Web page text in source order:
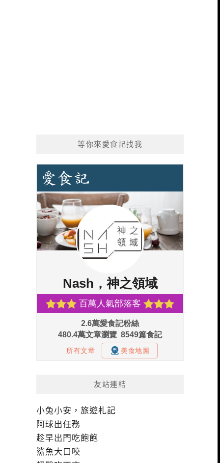
等你來愛食記找我
友站連結
小兔小安，旅遊札記
阿球出任務
趁早出門吃飽飽
鯊魚大口咬